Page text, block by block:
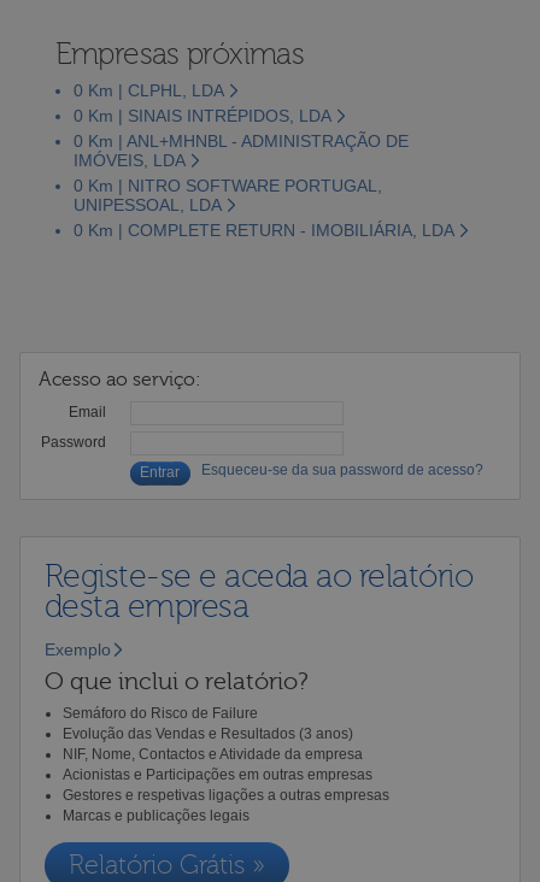
Empresas próximas
0 Km | CLPHL, LDA
0 Km | SINAIS INTRÉPIDOS, LDA
0 Km | ANL+MHNBL - ADMINISTRAÇÃO DE
IMÓVEIS, LDA
0 Km | NITRO SOFTWARE PORTUGAL,
UNIPESSOAL, LDA
0 Km | COMPLETE RETURN - IMOBILIÁRIA, LDA
Acesso ao serviço:
Email
Password
Esqueceu-se da sua password de acesso?
Registe-se e aceda ao relatório
desta empresa
Exemplo
O que inclui o relatório?
Semáforo do Risco de Failure
Evolução das Vendas e Resultados (3 anos)
NIF, Nome, Contactos e Atividade da empresa
Acionistas e Participações em outras empresas
Gestores e respetivas ligações a outras empresas
Marcas e publicações legais
Relatório Grátis »